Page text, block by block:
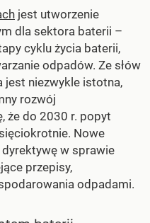
jest utworzenie
dla sektora baterii –
cyklu życia baterii,
odpadów. Ze słów
jest niezwykle istotna,
rozwój
że do 2030 r. popyt
Nowe
w sprawie
przepisy,
odpadami.